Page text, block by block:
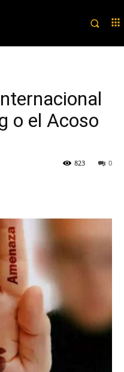
o el Acoso
0
823